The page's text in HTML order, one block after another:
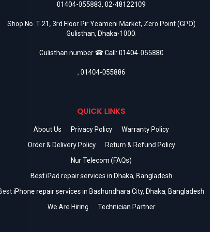
01404-055883, 02-48122109
Shop No. T-21, 3rd Floor Pir Yeameni Market, Zero Point (GPO)
Gulisthan, Dhaka-1000.
Gulisthan number ☎ Call: 01404-055880
, 01404-055886
QUICK LINKS
About Us Privacy Policy
Warranty Policy
Order & Delivery Policy
Return & Refund Policy
Nur Telecom (FAQs)
Best iPad repair services in Dhaka, Bangladesh
iPhone repair services in Bashundhara City, Dhaka, Bangladesh
We Are Hiring
Technician Partner